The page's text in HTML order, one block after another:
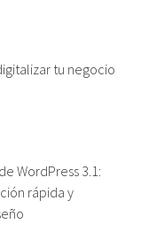
tu negocio
WordPress 3.1:
rápida y